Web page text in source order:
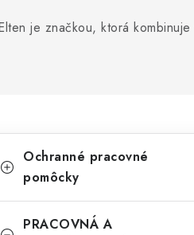
je značkou, ktorá kombinuje
Ochranné pracovné
pomôcky
PRACOVNÁ A